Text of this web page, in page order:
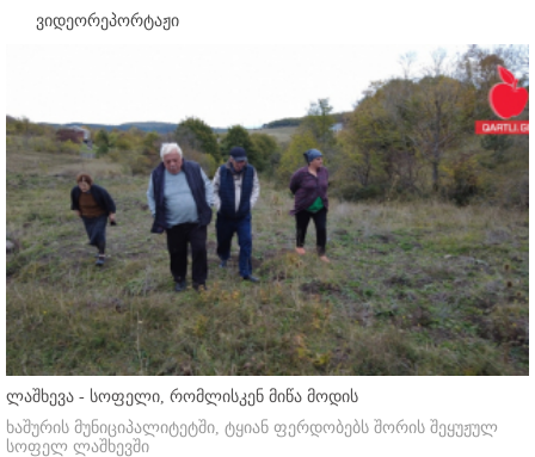
ვიდეორეპორტაჟი
ლაშხევა - სოფელი, რომლისკენ მიწა მოდის
ხაშურის მუნიციპალიტეტში, ტყიან ფერდობებს შორის შეყუჟულ
სოფელ ლაშხევში